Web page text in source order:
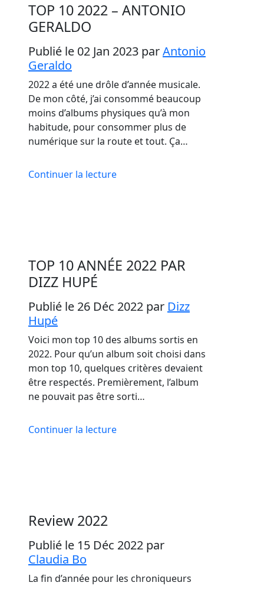
TOP 10 2022 – ANTONIO
GERALDO
Publié le 02 Jan 2023 parAntonio
Geraldo
2022 a été une drôle d’année musicale.
De mon côté, j’ai consommé beaucoup
moins d’albums physiques qu’à mon
habitude, pour consommer plus de
numérique sur la route et tout. Ça…
Continuer la lecture
TOP 10 ANNÉE 2022 PAR
DIZZ HUPÉ
Publié le 26 Déc 2022 par Dizz
Hupé
Voici mon top 10 des albums sortis en
2022. Pour qu’un album soit choisi dans
mon top 10, quelques critères devaient
être respectés. Premièrement, l’album
ne pouvait pas être sorti…
Continuer la lecture
Review 2022
Publié le 15 Déc 2022 par
Claudia Bo
La fin d’année pour les chroniqueurs